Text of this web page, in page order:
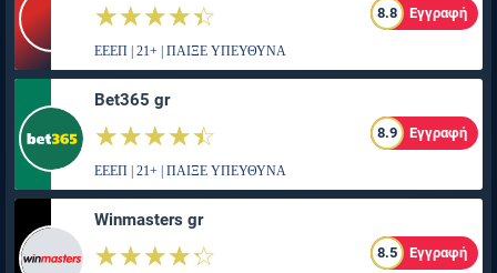
☆☆☆☆☆
★★★★★ 8.8 Εγγραφή
ΕΕΕΠ | 21+ | ΠΑΙΞΕ ΥΠΕΥΘΥΝΑ
Bet365 gr
☆☆☆☆☆
★★★★★ 8.9 Εγγραφή
ΕΕΕΠ | 21+ | ΠΑΙΞΕ ΥΠΕΥΘΥΝΑ
Winmasters gr
☆☆☆☆☆
★★★★★ 8.5 Εγγραφή